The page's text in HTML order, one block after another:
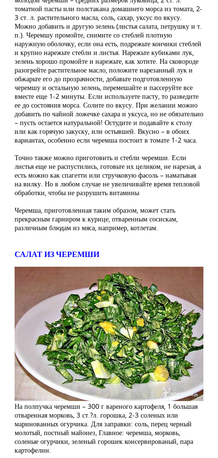
томатной пасты или полстакана домашнего морса из томата, 2-
3 ст. л. растительного масла, соль, сахар, уксус по вкусу.
Можно добавить и другую зелень (листья салата, петрушку и т.
п.). Черемшу промойте, снимите со стеблей плотную
наружную оболочку, если она есть, подрежьте кончики стеблей
и крупно нарежьте стебли и листья. Нарежьте кубиками лук,
зелень хорошо промойте и нарежьте, как хотите. На сковороде
разогрейте растительное масло, положите нарезанный лук и
обжарьте его до прозрачности, добавьте подготовленную
черемшу и остальную зелень, перемешайте и пассеруйте все
вместе еще 1-2 минуты. Если используете пасту, то разведите
ее до состояния морса. Солите по вкусу. При желании можно
добавить по чайной ложечке сахара и уксуса, но не обязательно
– пусть остается натуральной! Остудите и подавайте к столу
или как горячую закуску, или остывшей. Вкусно – в обоих
вариантах, особенно если черемша постоит в томате 1-2 часа.
Точно также можно приготовить и стебли черемши. Если
листья еще не распустились, готовьте их целиком, не нарезая, а
есть можно как спагетти или стручковую фасоль – наматывая
на вилку. Но в любом случае не увеличивайте время тепловой
обработки, чтобы не разрушить витамины
Черемша, приготовленная таким образом, может стать
прекрасным гарниром к курице, отваренным сосискам,
различным блюдам из мяса, например, котлетам.
САЛАТ ИЗ ЧЕРЕМШИ
На полпучка черемши – 300 г вареного картофеля, 1 большая
отваренная морковь, 3 ст.?л. горошка, 2-3 соленых или
маринованных огурчика. Для заправки: соль, перец черный
молотый, постный майонез, Главное: черемша, морковь,
соленые огурчики, зеленый горошек консервированый, пара
картофелин.